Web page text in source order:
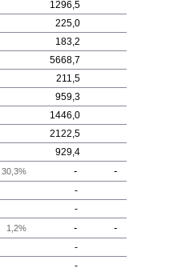
1296,5
225,0
183,2
5668,7
211,5
959,3
1446,0
2122,5
929,4
30,3% - -
-
-
1,2% - -
-
-